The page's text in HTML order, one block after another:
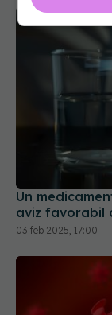
Un
aviz favorabil
03 feb 2025, 17:00